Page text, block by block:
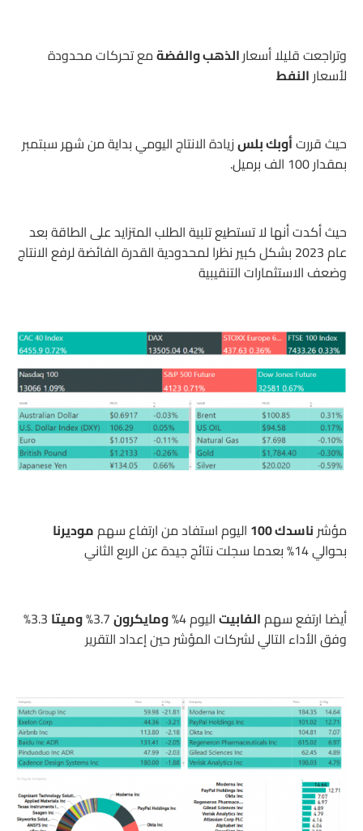
وتراجعت قليلا أسعارالذهب والفضةمع تحركات محدودة
لأسعار النفط
حيث قررتأوبك بلسزيادة الانتاج اليومي بداية من شهر سبتمبر
بمقدار 100 الف برميل.
حيث أكدت أنها لا تستطيع تلبية الطلب المتزايد على الطاقة بعد
عام 2023 بشكل كبير نظرا لمحدودية القدرة الفائضة لرفع الانتاج
وضعف الاستثمارات التنقيبية
مؤشر ناسدك 100 اليوم استفاد من ارتفاع سهمموديرنا
بحوالي 14% بعدما سجلت نتائج جيدة عن الربع الثاني
أيضا ارتفع سهمالفابيتاليوم 4% ومايكرون وميتا
3.3%
وفق الأداء التالي لشركات المؤشر حين إعداد التقرير